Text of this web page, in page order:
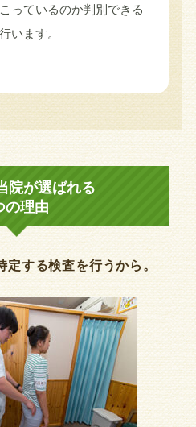
っているのか判別できる
います。
院が選ばれる
の理由
定する検査を行うから。